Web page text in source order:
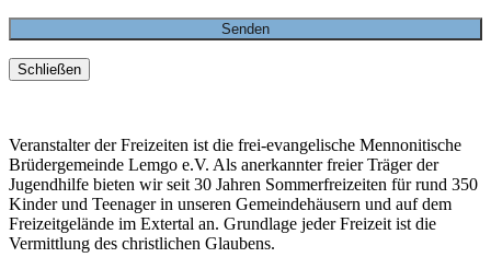
Schließen
Veranstalter der Freizeiten ist die frei-evangelische Mennonitische
Brüdergemeinde Lemgo e.V. Als anerkannter freier Träger der
Jugendhilfe bieten wir seit 30 Jahren Sommerfreizeiten für rund 350
Kinder und Teenager in unseren Gemeindehäusern und auf dem
Freizeitgelände im Extertal an. Grundlage jeder Freizeit ist die
Vermittlung des christlichen Glaubens.